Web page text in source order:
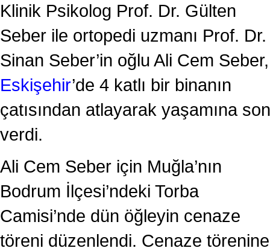
Klinik Psikolog Prof. Dr. Gülten
Seber ile ortopedi uzmanı Prof. Dr.
Sinan Seber’in oğlu Ali Cem Seber,
Eskişehir’de 4 katlı bir binanın
çatısından atlayarak yaşamına son
verdi.
Ali Cem Seber için Muğla’nın
Bodrum İlçesi’ndeki Torba
Camisi’nde dün öğleyin cenaze
töreni düzenlendi. Cenaze